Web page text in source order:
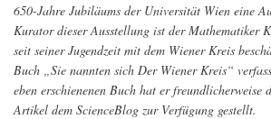
650-Jahre Jubiläums der Universität Wien eine
Kurator dieser Ausstellung ist der Mathematiker
seit seiner Jugendzeit mit dem Wiener Kreis
Buch „Sie nannten sich Der Wiener Kreis“
eben erschienenen Buch hat er freundlicherweise
Artikel dem ScienceBlog zur Verfügung gestellt.